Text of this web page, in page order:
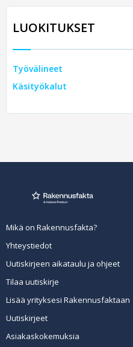
LUOKITUKSET
Työvälineet
Käsityökalut
Mikä on Rakennusfakta?
Yhteystiedot
Uutiskirjeen aikataulu ja ohjeet
Tilaa uutiskirje
Lisää yrityksesi Rakennusfaktaan
Uutiskirjeet
Asiakaskokemuksia